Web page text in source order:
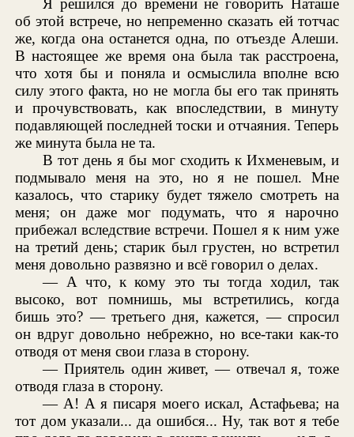
Я решился до времени не говорить Наташе
об этой встрече, но непременно сказать ей тотчас
же, когда она останется одна, по отъезде Алеши.
В настоящее же время она была так расстроена,
что хотя бы и поняла и осмыслила вполне всю
силу этого факта, но не могла бы его так принять
и прочувствовать, как впоследствии, в минуту
подавляющей последней тоски и отчаяния. Теперь
же минута была не та.
В тот день я бы мог сходить к Ихменевым, и
подмывало меня на это, но я не пошел. Мне
казалось, что старику будет тяжело смотреть на
меня; он даже мог подумать, что я нарочно
прибежал вследствие встречи. Пошел я к ним уже
на третий день; старик был грустен, но встретил
меня довольно развязно и всё говорил о делах.
— А что, к кому это ты тогда ходил, так
высоко, вот помнишь, мы встретились, когда
бишь это? — третьего дня, кажется, — спросил
он вдруг довольно небрежно, но все-таки как-то
отводя от меня свои глаза в сторону.
— Приятель один живет, — отвечал я, тоже
отводя глаза в сторону.
— А! А я писаря моего искал, Астафьева; на
тот дом указали... да ошибся... Ну, так вот я тебе